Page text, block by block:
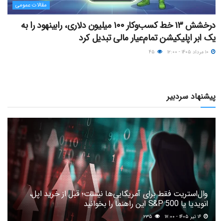
مقالات عمومی
درخشش ۱۳ خط کسب‌وکار ۱۰۰ میلیون دلاری، رابینهود را به
یک ابر اپلیکیشن تمام‌عیار مالی تبدیل کرد
پیشنهاد سردبیر
وال‌استریت فقط برای آمریکایی‌ها نیست؛ قبل از خرید اپل،
انویدیا یا S&P 500 این راهنما را بخوانید
۲۳۵